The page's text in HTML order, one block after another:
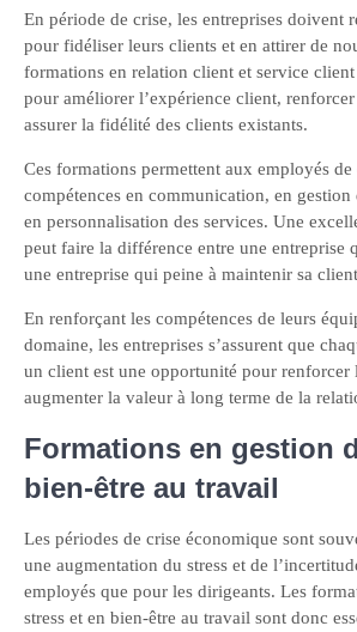
En période de crise, les entreprises doivent
pour fidéliser leurs clients et en attirer de
formations en relation client et service client
pour améliorer l’expérience client,
assurer la fidélité des clients existants.
Ces formations permettent aux employés
compétences en communication, en gestion
en personnalisation des services. Une
peut faire la différence entre une entreprise
une entreprise qui peine à maintenir sa
En renforçant les compétences de leurs
domaine, les entreprises s’assurent que
un client est une opportunité pour renforcer
augmenter la valeur à long terme de la
Formations en gestion
bien-être au travail
Les périodes de crise économique sont
une augmentation du stress et de
employés que pour les dirigeants. Les
stress et en bien-être au travail sont donc